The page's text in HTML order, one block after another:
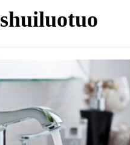
shuiluotuo